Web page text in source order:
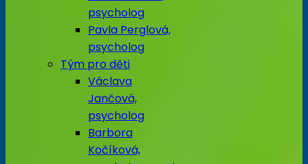
psycholog
Pavla Perglová,
psycholog
Tým pro děti
Václava
Jančová,
psycholog
Barbora
Kočíková,